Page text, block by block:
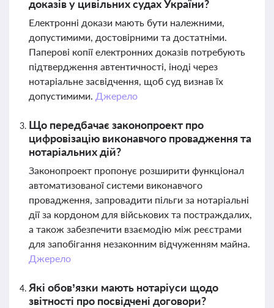
доказів у цивільних судах України?
Електронні докази мають бути належними,
допустимими, достовірними та достатніми.
Паперові копії електронних доказів потребують
підтвердження автентичності, іноді через
нотаріальне засвідчення, щоб суд визнав їх
допустимими. Джерело
Що передбачає законопроект про
цифровізацію виконавчого провадження та
нотаріальних дій?
Законопроект пропонує розширити функціонал
автоматизованої системи виконавчого
провадження, запровадити пільги за нотаріальні
дії за кордоном для військових та постраждалих,
а також забезпечити взаємодію між реєстрами
для запобігання незаконним відчуженням майна.
Джерело
Які обов’язки мають нотаріуси щодо
звітності про посвідчені договори?